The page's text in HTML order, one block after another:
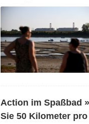
Action im Spaßbad
Sie 50 Kilometer